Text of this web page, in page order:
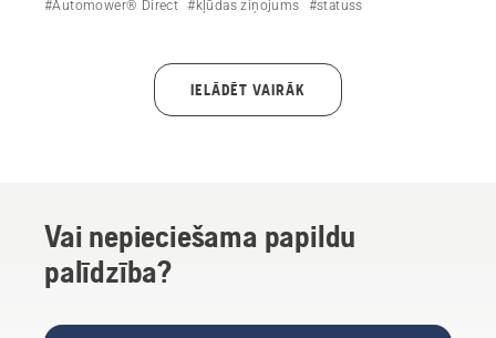
#Automower® Direct #kļūdas ziņojums #statuss
IELĀDĒT VAIRĀK
Vai nepieciešama papildu
palīdzība?